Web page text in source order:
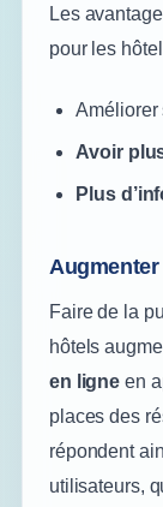
Les
pour les
Avoir
Plus
Faire de la
hôtels
en ligne en
places des
répondent
utilisateurs,